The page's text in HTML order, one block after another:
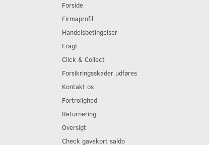
Forside
Firmaprofil
Handelsbetingelser
Fragt
Click & Collect
Forsikringsskader udføres
Kontakt os
Fortrolighed
Returnering
Oversigt
Check gavekort saldo